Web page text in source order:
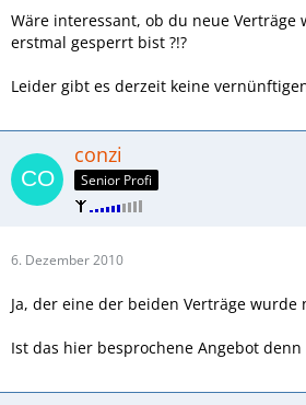
Wäre interessant, ob du neue Verträge
erstmal gesperrt bist ?!?
Leider gibt es derzeit keine
conzi
Senior Profi
6. Dezember 2010
Ja, der eine der beiden Verträge wurde
Ist das hier besprochene Angebot